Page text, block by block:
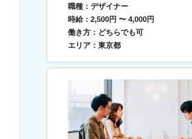
職種：デザイナー
時給：2,500円 〜 4,000円
働き方：どちらでも可
エリア：東京都